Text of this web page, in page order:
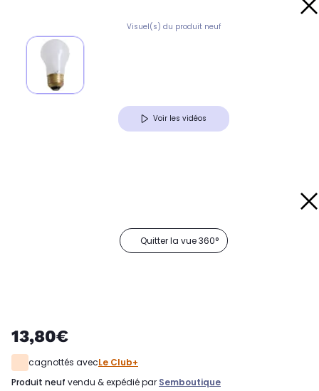
Visuel(s) du produit neuf
Voir les vidéos
Quitter la vue 360°
13,80€
cagnottés avecLe Club+
produit neuf vendu & expédié par Semboutique